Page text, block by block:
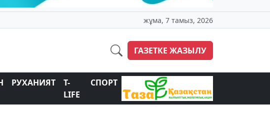
жұма, 7 тамыз, 2026
ГАЗЕТКЕ ЖАЗЫЛУ
РУХАНИЯТ
T-
LIFE
СПОРТ